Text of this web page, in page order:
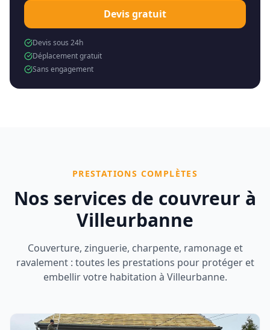
Devis gratuit
Devis sous 24h
Déplacement gratuit
Sans engagement
PRESTATIONS COMPLÈTES
Nos services de couvreur à
Villeurbanne
Couverture, zinguerie, charpente, ramonage et
ravalement : toutes les prestations pour protéger et
embellir votre habitation à Villeurbanne.